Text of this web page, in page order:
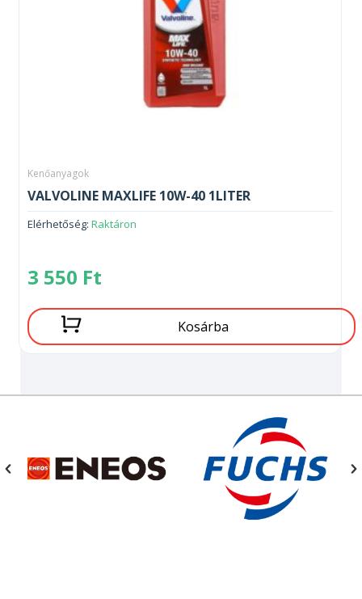
Kenőanyagok
VALVOLINE MAXLIFE 10W-40 1LITER
Elérhetőség: Raktáron
3 550 Ft
Kosárba